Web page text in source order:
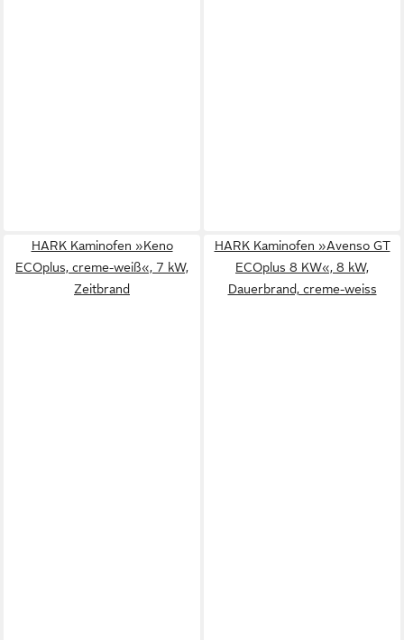
HARK Kaminofen »Keno
ECOplus, creme-weiß«, 7 kW,
Zeitbrand
HARK Kaminofen »Avenso GT
ECOplus 8 KW«, 8 kW,
Dauerbrand, creme-weiss